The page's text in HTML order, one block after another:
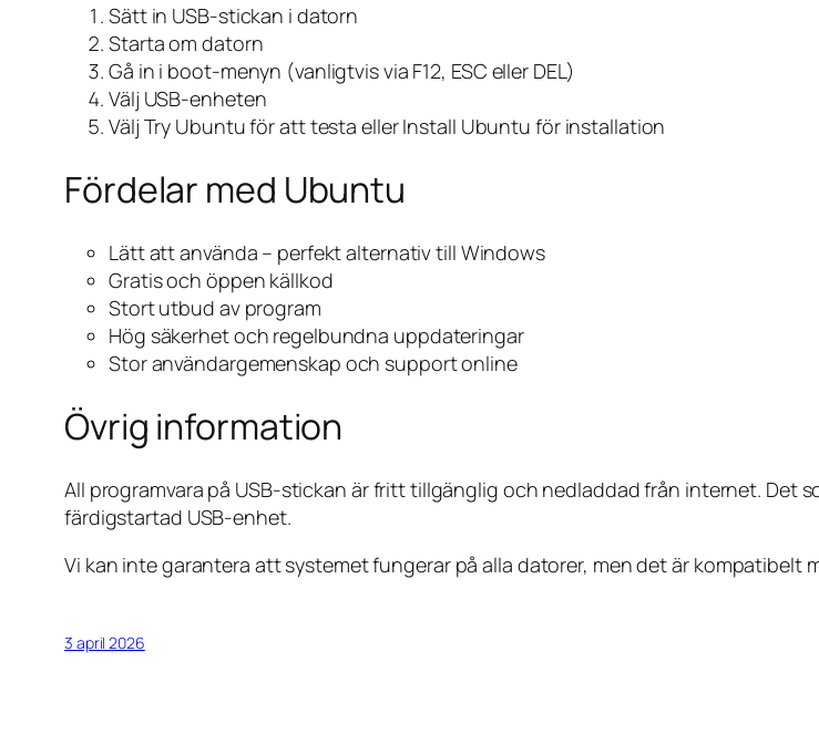
Sätt in USB-stickan i datorn
Starta om datorn
Gå in i boot-menyn (vanligtvis via F12, ESC eller DEL)
Välj USB-enheten
Välj Try Ubuntuför att testa ellerInstall Ubuntu för installation
Fördelar med Ubuntu
Lätt att använda – perfekt alternativ till Windows
Gratis och öppen källkod
Stort utbud av program
Hög säkerhet och regelbundna uppdateringar
Stor användargemenskap och support online
Övrig information
All programvara på USB-stickan är fritt tillgänglig och nedladdad från internet. Det
färdigstartad USB-enhet.
Vi kan inte garantera att systemet fungerar på alla datorer, men det är kompatibelt
3 april 2026